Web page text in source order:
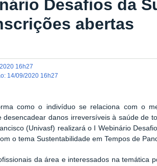
Desafios da
abertas
16h27
: 14/09/2020 16h27
como o indivíduo se relaciona com o
desencadear danos irreversíveis à saúde de
(Univasf) realizará o I Webinário
o tema Sustentabilidade em Tempos de
da área e interessados na temática